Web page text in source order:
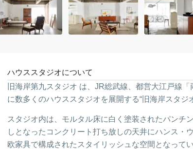
ハウススタジオについて
旧海岸第九スタジオ は、JR総武線、都営大江戸線
に数多くのハウススタジオを展開する“旧海岸スタジ
スタジオ内は、モルタル床に白く塗装されたパンチ
しとなったコンクリート打ち放しの天井にハンス・
欧家具で構成されたスタイリッシュな空間となってい